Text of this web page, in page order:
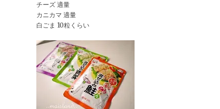
チーズ 適量
カニカマ 適量
白ごま 10粒くらい